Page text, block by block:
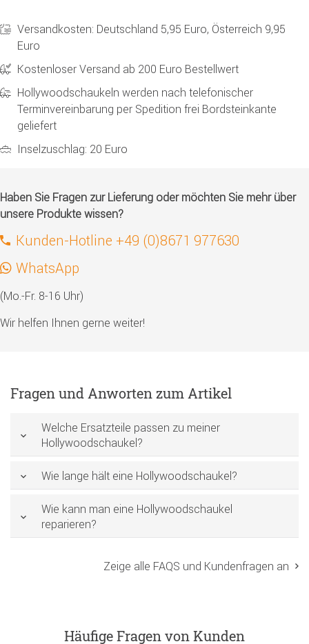
Versandkosten: Deutschland 5,95 Euro, Österreich 9,95
Euro
Kostenloser Versand ab 200 Euro Bestellwert
Hollywoodschaukeln werden nach telefonischer
Terminvereinbarung per Spedition frei Bordsteinkante
geliefert
Inselzuschlag: 20 Euro
Haben Sie Fragen zur Lieferung oder möchten Sie mehr über
unsere Produkte wissen?
Kunden-Hotline +49 (0)8671 977630
WhatsApp
(Mo.-Fr. 8-16 Uhr)
Wir helfen Ihnen gerne weiter!
Fragen und Anworten zum Artikel
Welche Ersatzteile passen zu meiner
Hollywoodschaukel?
Wie lange hält eine Hollywoodschaukel?
Wie kann man eine Hollywoodschaukel
reparieren?
Zeige alle FAQS und Kundenfragen an
Häufige Fragen von Kunden